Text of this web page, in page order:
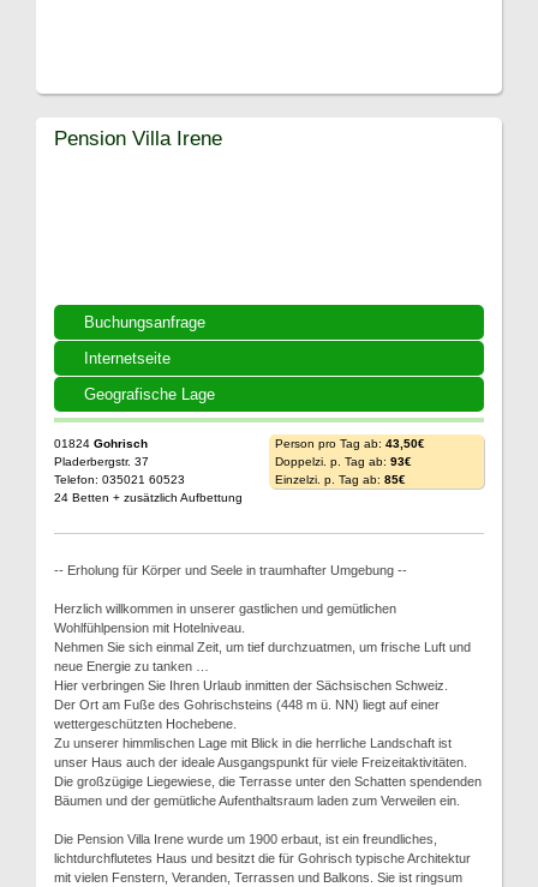
Buchungsanfrage
Internetseite
Geografische Lage
Pension Villa Irene
01824 Gohrisch
Pladerbergstr. 37
Telefon: 035021 60523
24 Betten + zusätzlich Aufbettung
Person pro Tag ab: 43,50€
Doppelzi. p. Tag ab: 93€
Einzelzi. p. Tag ab: 85€
-- Erholung für Körper und Seele in traumhafter Umgebung --
Herzlich willkommen in unserer gastlichen und gemütlichen
Wohlfühlpension mit Hotelniveau.
Nehmen Sie sich einmal Zeit, um tief durchzuatmen, um frische Luft und
neue Energie zu tanken …
Hier verbringen Sie Ihren Urlaub inmitten der Sächsischen Schweiz.
Der Ort am Fuße des Gohrischsteins (448 m ü. NN) liegt auf einer
wettergeschützten Hochebene.
Zu unserer himmlischen Lage mit Blick in die herrliche Landschaft ist
unser Haus auch der ideale Ausgangspunkt für viele Freizeitaktivitäten.
Die großzügige Liegewiese, die Terrasse unter den Schatten spendenden
Bäumen und der gemütliche Aufenthaltsraum laden zum Verweilen ein.
Die Pension Villa Irene wurde um 1900 erbaut, ist ein freundliches,
lichtdurchflutetes Haus und besitzt die für Gohrisch typische Architektur
mit vielen Fenstern, Veranden, Terrassen und Balkons. Sie ist ringsum